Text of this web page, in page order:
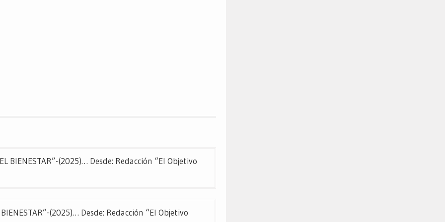
BIENESTAR”-(2025)… Desde: Redacción “El Objetivo
(2025)… Desde: Redacción “El Objetivo